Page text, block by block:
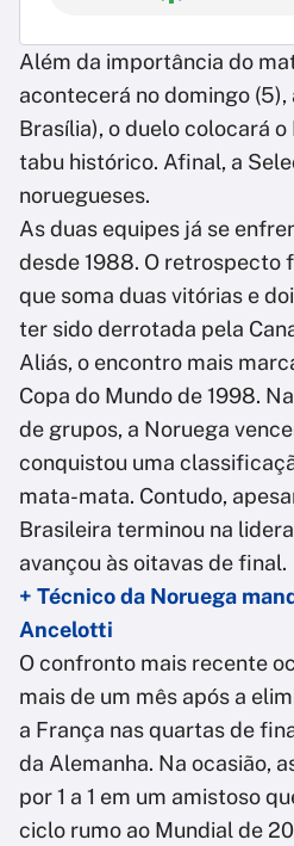
Além da importância do
acontecerá no domingo (5),
Brasília), o duelo colocará
tabu histórico. Afinal, a
noruegueses.
As duas equipes já se
desde 1988. O retrospecto
que soma duas vitórias e
ter sido derrotada pela
Aliás, o encontro mais
Copa do Mundo de 1998.
de grupos, a Noruega
conquistou uma
mata-mata. Contudo,
Brasileira terminou na
avançou às oitavas de final.
+ Técnico da Noruega
Ancelotti
O confronto mais recente
mais de um mês após a
a França nas quartas de
da Alemanha. Na ocasião,
por 1 a 1 em um amistoso
ciclo rumo ao Mundial de